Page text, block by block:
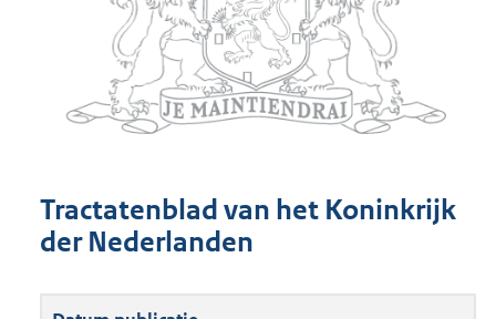
Tractatenblad van het Koninkrijk
der Nederlanden